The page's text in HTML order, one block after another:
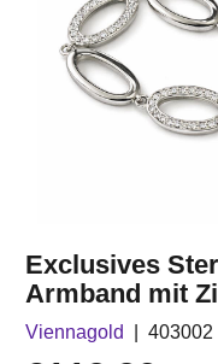
Exclusives
Armband mit
Viennagold 403002